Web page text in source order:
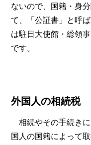
ないので、国籍・身
て、「公証書」と呼
は駐日大使館・総領
です。
外国人の相続税
相続やその手続き
国人の国籍によって